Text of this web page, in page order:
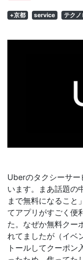
+京都 service テクノ
Uberのタクシーサ
います。まあ話題の
まで無料になること
てアプリがすごく便
た。なぜか無料クー
れてましたが（イベ
トールしてクーポン